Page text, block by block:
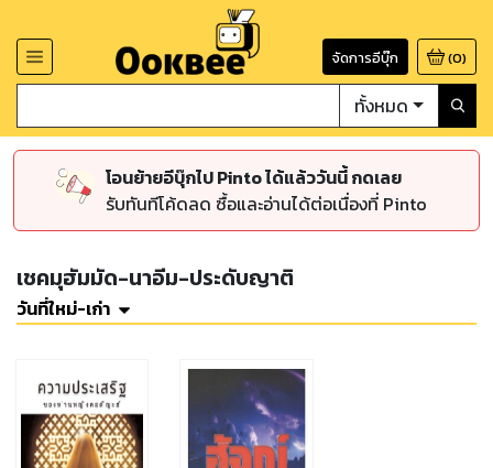
จัดการอีบุ๊ก (0)
ทั้งหมด
โอนย้ายอีบุ๊กไป Pinto ได้แล้ววันนี้ กดเลย
รับทันทีโค้ดลด ซื้อและอ่านได้ต่อเนื่องที่ Pinto
เชคมุฮัมมัด-นาอีม-ประดับญาติ
วันที่ใหม่-เก่า